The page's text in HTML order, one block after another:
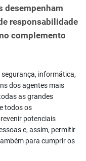
desempenham
responsabilidade
complemento
informática,
dos agentes mais
as grandes
todos os
potenciais
e, assim, permitir
para cumprir os